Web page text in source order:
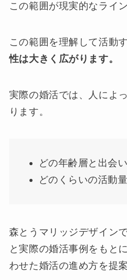
この範囲が現実的なライン
この範囲を理解して活動す
性は大きく広がります。
実際の婚活では、人によ
ります。
どの年齢層と出会
どのくらいの活動
森とうマリッジデザイン
と実際の婚活事例をもと
わせた婚活の進め方を提